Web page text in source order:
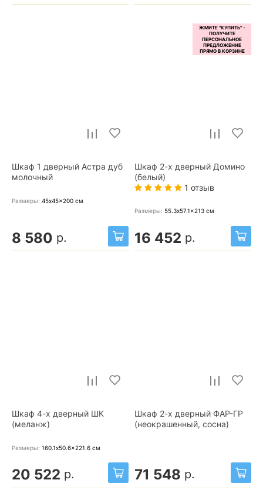
Шкаф 1 дверный Астра дуб
молочный
Размеры: 45x45x200 см
8 580 р.
Шкаф 2-х дверный Домино
(белый)
1 отзыв
Размеры: 55.3x57.1x213 см
16 452 р.
Шкаф 4-х дверный ШК
(меланж)
Размеры: 160.1x50.6x221.6 см
20 522 р.
Шкаф 2-х дверный ФАР-ГР
(неокрашенный, сосна)
71 548 р.